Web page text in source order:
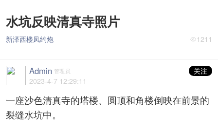
水坑反映清真寺照片
新泽西楼凤约炮 1211
Admin 管理员
关注
2023-4-7 12:29:11
一座沙色清真寺的塔楼、圆顶和角楼倒映在前景的
裂缝水坑中。